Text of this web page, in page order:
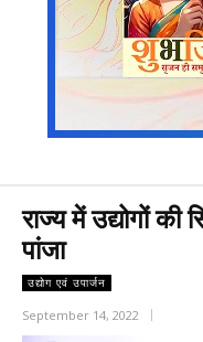
राज्य में उद्योगों
पांजा
उद्योग एवं उपार्जन
September 14, 2022